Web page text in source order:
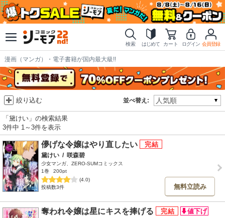
検索 はじめて カート ログイン 会員登録
漫画（マンガ）・電子書籍が国内最大級!!
並べ替え:
絞り込む
「黛けい」の検索結果
3件中 1～3件を表示
儚げな令嬢はやり直したい
黛けい / 咲森碧
少女マンガ、ZERO-SUMコミックス
1巻
200pt
(4.0)
投稿数3件
無料立読み
奪われ令嬢は星にキスを捧げる